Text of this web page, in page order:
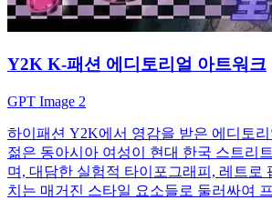
Y2K K-패션 에디토리얼 아트워크
GPT Image 2
하이패션 Y2K에서 영감을 받은 에디토
젊은 동아시아 여성이 현대 한국 스트리
며, 대담한 실험적 타이포그래피, 레트로
치는 매거진 스타일 요소들로 둘러싸여